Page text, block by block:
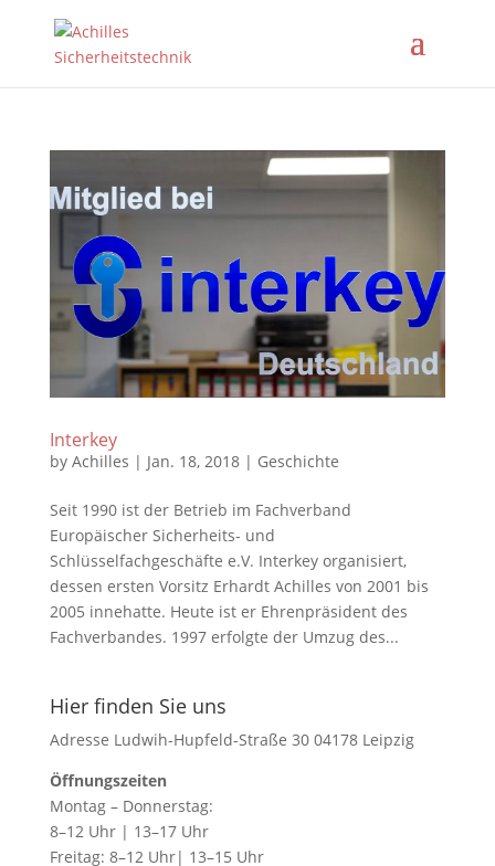
Interkey
by Achilles | Jan. 18, 2018| Geschichte
Seit 1990 ist der Betrieb im Fachverband
Europäischer Sicherheits- und
Schlüsselfachgeschäfte e.V. Interkey organisiert,
dessen ersten Vorsitz Erhardt Achilles von 2001 bis
2005 innehatte. Heute ist er Ehrenpräsident des
Fachverbandes. 1997 erfolgte der Umzug des...
Hier finden Sie uns
Adresse Ludwih-Hupfeld-Straße 30 04178 Leipzig
Öffnungszeiten
Montag – Donnerstag:
8–12 Uhr | 13–17 Uhr
Freitag: 8–12 Uhr| 13–15 Uhr